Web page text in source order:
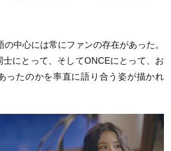
中心には常にファンの存在があった。
にとって、そしてONCEにとって、お
ったのかを率直に語り合う姿が描かれ